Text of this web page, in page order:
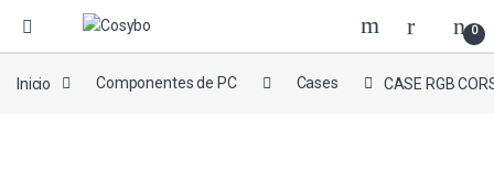
0
Inicio Componentes de PC Cases CASE RGB